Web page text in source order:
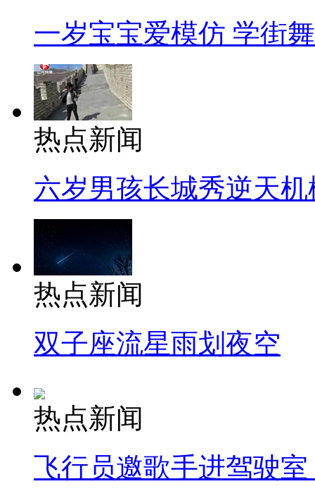
一岁宝宝爱模仿 学街
热点新闻
六岁男孩长城秀逆天机
热点新闻
双子座流星雨划夜空
热点新闻
飞行员邀歌手进驾驶